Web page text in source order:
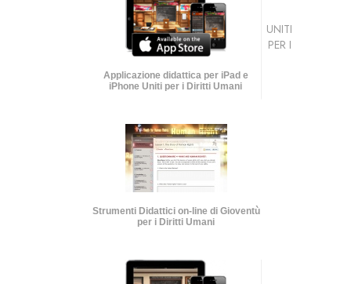
Applicazione didattica per iPad e
iPhone Uniti per i Diritti Umani
Strumenti Didattici on-line di Gioventù
per i Diritti Umani
UNITI
PER I